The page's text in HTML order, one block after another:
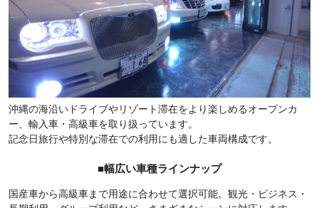
沖縄の海沿いドライブやリゾート滞在をより楽しめるオープンカ
ー、輸入車・高級車を取り扱っています。
記念日旅行や特別な滞在での利用にも適した車両構成です。
■幅広い車種ラインナップ
国産車から高級車まで用途に合わせて選択可能。観光・ビジネス・